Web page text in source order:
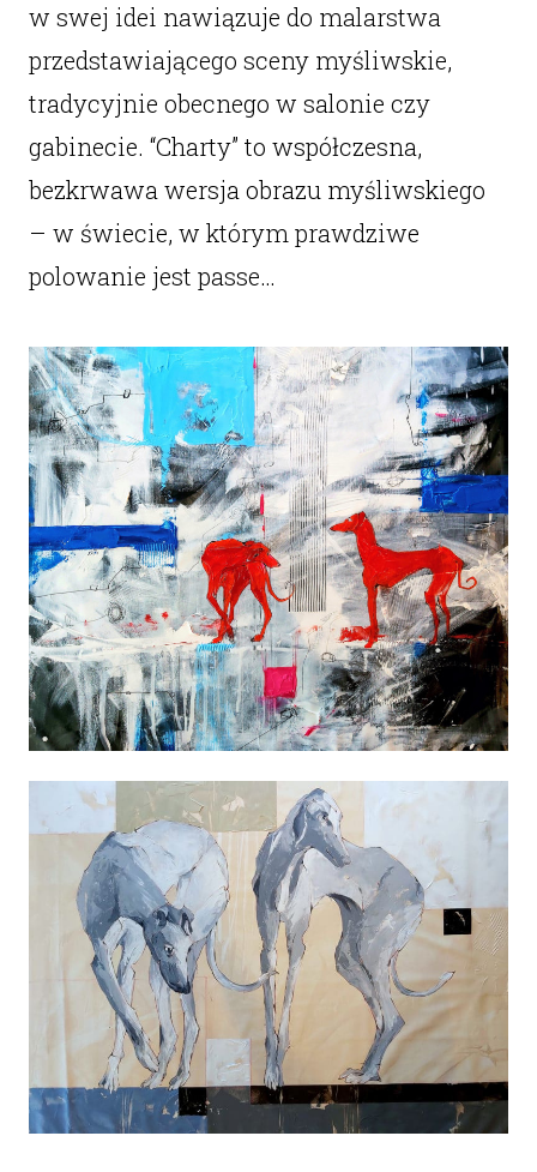
w swej idei nawiązuje do malarstwa
przedstawiającego sceny myśliwskie,
tradycyjnie obecnego w salonie czy
gabinecie. “Charty” to współczesna,
bezkrwawa wersja obrazu myśliwskiego
– w świecie, w którym prawdziwe
polowanie jest passe…